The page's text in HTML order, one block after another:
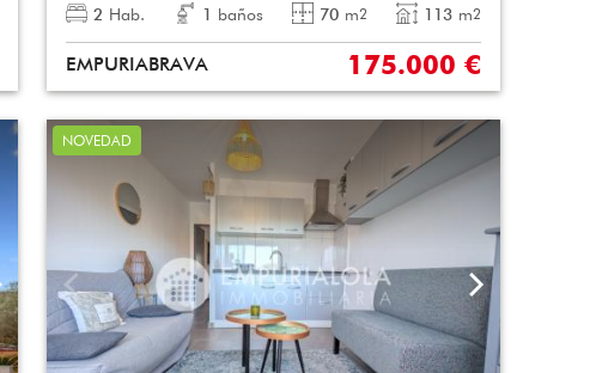
2 Hab. 1 baños 70 m2 113 m2
EMPURIABRAVA 175.000 €
NOVEDAD